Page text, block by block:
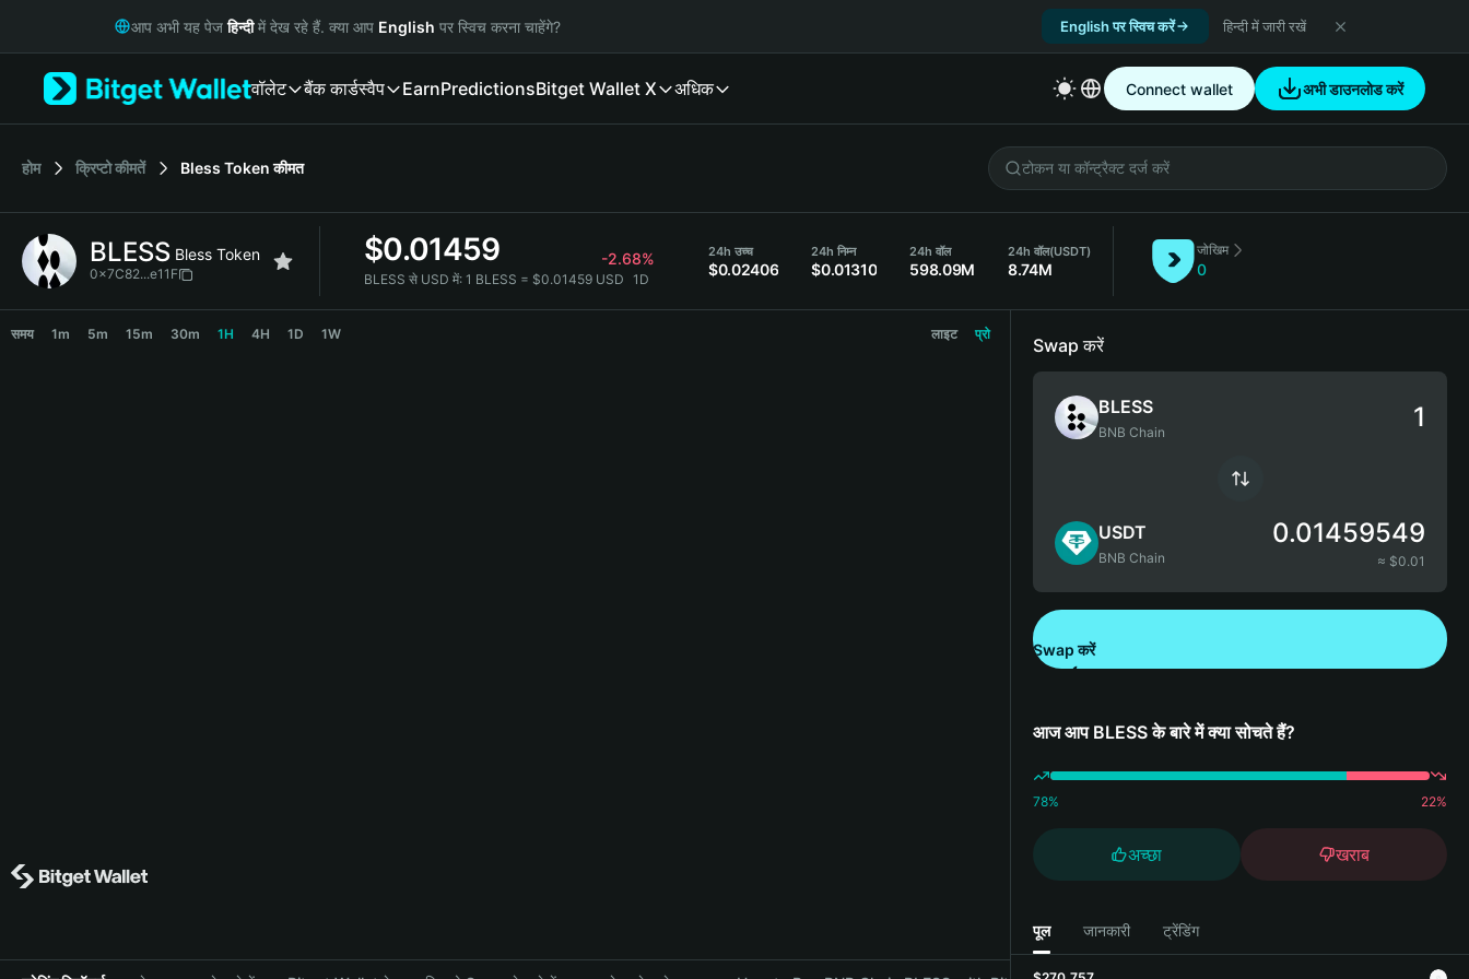
Русский
Italiano
简体中文
繁體中文
Bahasa Indonesia
आप अभी यह पेजहिन्दीमें देख रहे हैं. क्या आप English पर स्विच करना चाहेंगे? English पर स्विच करें हिन्दी में जारी रखें
वॉलेट बैंक कार्डस्वैप EarnPredictionsBitget Wallet X अधिक Connect wallet अभी डाउनलोड करें
होम क्रिप्टो कीमतें Bless Token कीमत
BLESS Bless Token
0x7C82...e11F
$0.01459 -2.68%
BLESS से USD में: 1 BLESS = $0.01459 USD 1D
24h उच्च
$0.02406
24h निम्न
$0.01310
24h वॉल
598.09M
24h वॉल(USDT)
8.74M
जोखिम
0
समय 1m 5m 15m 30m 1H 4H 1D 1W लाइट प्रो
Swap करें
BLESS
BNB Chain
USDT
BNB Chain
0.01459549
≈ $0.01
Swap करें
आज आप BLESS के बारे में क्या सोचते हैं?
78% 22%
अच्छा खराब
पूल जानकारी ट्रेंडिंग